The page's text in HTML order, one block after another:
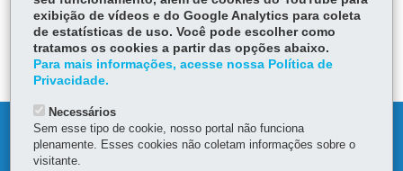
PERGUNTAS FREQUENTES
DEIXE SUA OPINIÃO
DENUNCIE CORRUPÇÃO
exibição de vídeos e do Google Analytics para coleta
de estatísticas de uso. Você pode escolher como
tratamos os cookies a partir das opções abaixo.
Para mais informações, acesse nossa Política de
Privacidade.
Necessários
Sem esse tipo de cookie, nosso portal não funciona
plenamente. Esses cookies não coletam informações sobre o
visitante.